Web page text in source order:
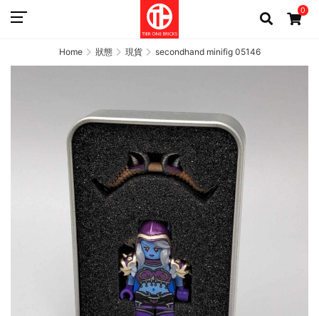
0
Home 狀態 現貨 secondhand minifig 05146